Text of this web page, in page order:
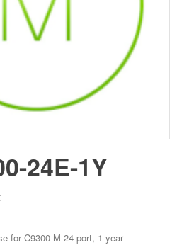
24E-1Y
for C9300-M 24-port, 1 year